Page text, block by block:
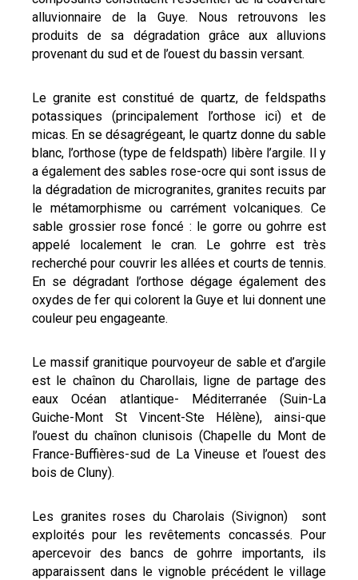
alluvionnaire de la Guye. Nous retrouvons les
produits de sa dégradation grâce aux alluvions
provenant du sud et de l’ouest du bassin versant.
Le granite est constitué de quartz, de feldspaths
potassiques (principalement l’orthose ici) et de
micas. En se désagrégeant, le quartz donne du sable
blanc, l’orthose (type de feldspath) libère l’argile. Il y
a également des sables rose-ocre qui sont issus de
la dégradation de microgranites, granites recuits par
le métamorphisme ou carrément volcaniques. Ce
sable grossier rose foncé : le gorre ou gohrre est
appelé localement le cran. Le gohrre est très
recherché pour couvrir les allées et courts de tennis.
En se dégradant l’orthose dégage également des
oxydes de fer qui colorent la Guye et lui donnent une
couleur peu engageante.
Le massif granitique pourvoyeur de sable et d’argile
est le chaînon du Charollais, ligne de partage des
eaux Océan atlantique- Méditerranée (Suin-La
Guiche-Mont St Vincent-Ste Hélène), ainsi-que
l’ouest du chaînon clunisois (Chapelle du Mont de
France-Buffières-sud de La Vineuse et l’ouest des
bois de Cluny).
Les granites roses du Charolais (Sivignon) sont
exploités pour les revêtements concassés. Pour
apercevoir des bancs de gohrre importants, ils
apparaissent dans le vignoble précédent le village